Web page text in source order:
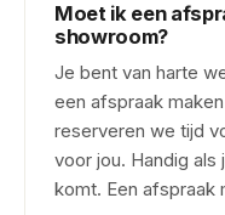
Moet ik een
showroom?
Je bent van harte
een afspraak
reserveren we tijd
voor jou. Handig als
komt. Een afspraak